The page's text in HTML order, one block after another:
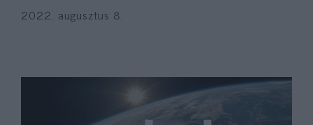
2022. augusztus 8.